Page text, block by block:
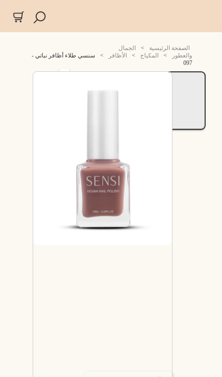
الصفحة الرئيسية >
الجمال
والعطور
> المكياج > الأظافر >
سنسي طلاء أظافر نباتي -
097